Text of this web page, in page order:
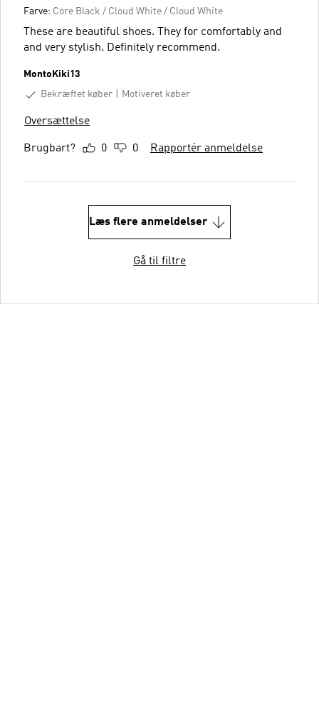
Farve: Core Black / Cloud White / Cloud White
These are beautiful shoes. They for comfortably and
and very stylish. Definitely recommend.
MontoKiki13
Bekræftet køber
Motiveret køber
Oversættelse
Brugbart? 0 0 Rapportér anmeldelse
Læs flere anmeldelser
Gå til filtre